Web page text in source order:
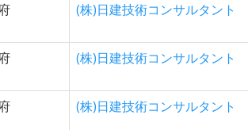
(株)日建技術コンサルタント
(株)日建技術コンサルタント
(株)日建技術コンサルタント